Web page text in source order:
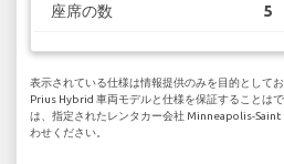
座席の数 5
表示されている仕様は情報提供のみを目的として
Prius Hybrid 車両モデルと仕様を保証することは
は、指定されたレンタカー会社 Minneapolis-
わせください。